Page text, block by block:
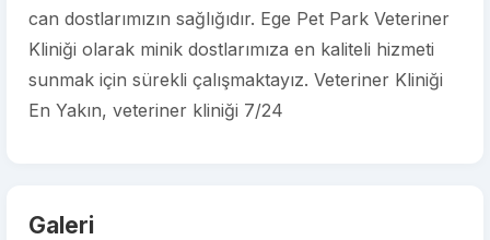
can dostlarımızın sağlığıdır. Ege Pet Park Veteriner
Kliniği olarak minik dostlarımıza en kaliteli hizmeti
sunmak için sürekli çalışmaktayız. Veteriner Kliniği
En Yakın, veteriner kliniği 7/24
Galeri